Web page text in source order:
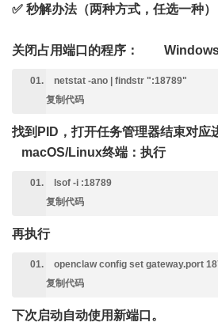
✅ 秒解办法（两种方式，任选一种）
关闭占用端口的程序： Windows
netstat -ano | findstr ":18789"
复制代码
找到PID，打开任务管理器结束对
macOS/Linux终端：执行
lsof -i :18789
复制代码
再执行
openclaw config set gateway.port
复制代码
下次启动自动使用新端口。